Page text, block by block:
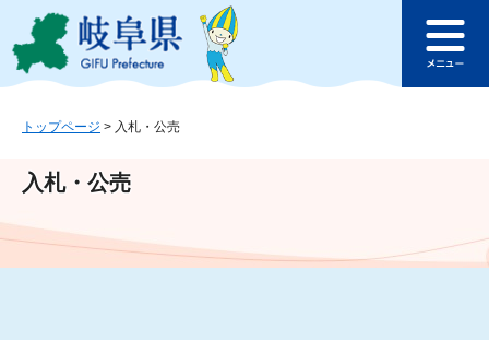
ジ
ュ
文
このページの本文へ
ュ
トップページ > 入札・公売
入札・公売